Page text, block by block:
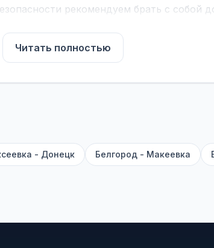
рекомендуем брать с собой
поездки: регулировка сидений,
стюарды. У нас
билет заранее не нужно.
и место прибытия, время в пути и
Читать полностью
- Донецк Белгород - Макеевка